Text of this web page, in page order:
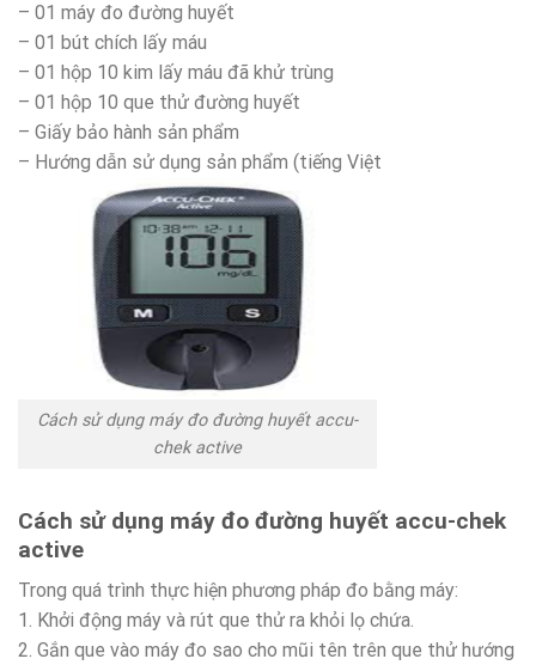
– 01 máy đo đường huyết
– 01 bút chích lấy máu
– 01 hộp 10 kim lấy máu đã khử trùng
– 01 hộp 10 que thử đường huyết
– Giấy bảo hành sản phẩm
– Hướng dẫn sử dụng sản phẩm (tiếng Việt
Cách sử dụng máy đo đường huyết accu-
chek active
Cách sử dụng máy đo đường huyết accu-chek
active
Trong quá trình thực hiện phương pháp đo bằng máy:
1. Khởi động máy và rút que thử ra khỏi lọ chứa.
2. Gắn que vào máy đo sao cho mũi tên trên que thử hướng